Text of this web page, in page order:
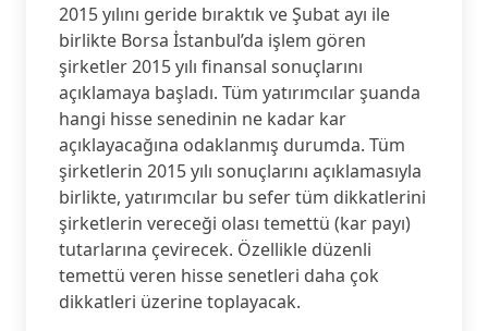
2015 yılını geride bıraktık ve Şubat ayı ile
birlikte Borsa İstanbul’da işlem gören
şirketler 2015 yılı finansal sonuçlarını
açıklamaya başladı. Tüm yatırımcılar şuanda
hangi hisse senedinin ne kadar kar
açıklayacağına odaklanmış durumda. Tüm
şirketlerin 2015 yılı sonuçlarını açıklamasıyla
birlikte, yatırımcılar bu sefer tüm dikkatlerini
şirketlerin vereceği olası temettü (kar payı)
tutarlarına çevirecek. Özellikle düzenli
temettü veren hisse senetleri daha çok
dikkatleri üzerine toplayacak.